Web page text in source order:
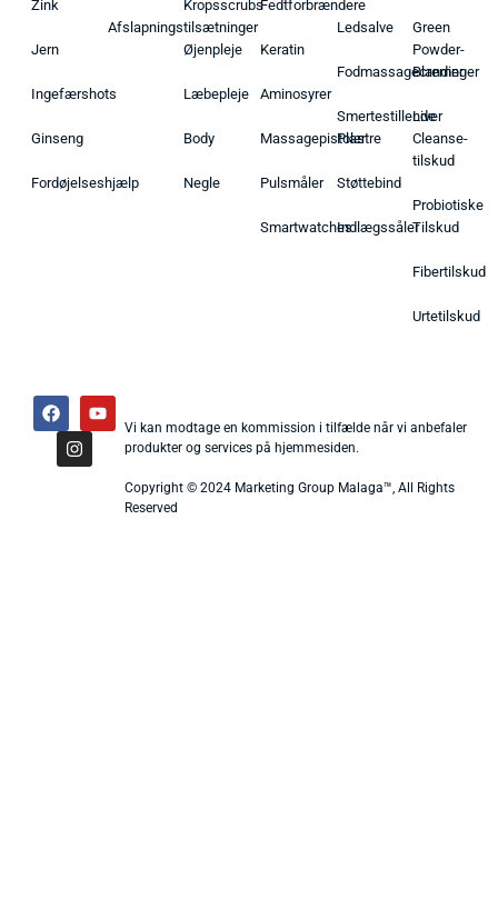
Zink
Jern
Ingefærshots
Ginseng
Fordøjelseshjælp
Afslapningstilsætninger
Kropsscrubs
Øjenpleje
Læbepleje
Body
Negle
Fedtforbrændere
Keratin
Aminosyrer
Massagepistoler
Pulsmåler
Smartwatches
Ledsalve
Fodmassagecremer
Smertestillende
Plastre
Støttebind
Indlægssåler
Green
Powder-
Blandinger
Liver
Cleanse-
tilskud
Probiotiske
Tilskud
Fibertilskud
Urtetilskud
Vi kan modtage en kommission i tilfælde når vi anbefaler
produkter og services på hjemmesiden.
Copyright © 2024 Marketing Group Malaga™, All Rights
Reserved